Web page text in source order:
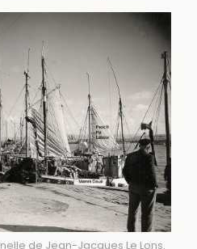
de Jean-Jacques Le Lons.